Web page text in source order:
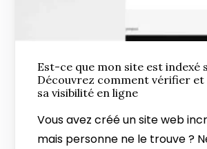
Est-ce que mon site est indexé
Découvrez comment vérifier
sa visibilité en ligne
Vous avez créé un site web
mais personne ne le trouve ?